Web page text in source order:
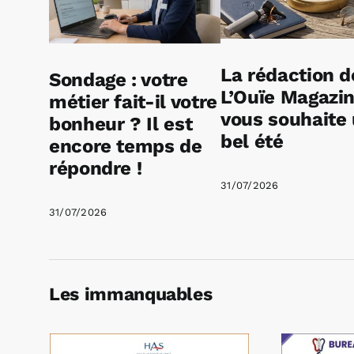
Sondage : votre
métier fait-il votre
bonheur ? Il est
encore temps de
répondre !
31/07/2026
La rédaction
L’Ouïe
vous souhaite
bel été
31/07/2026
Les immanquables